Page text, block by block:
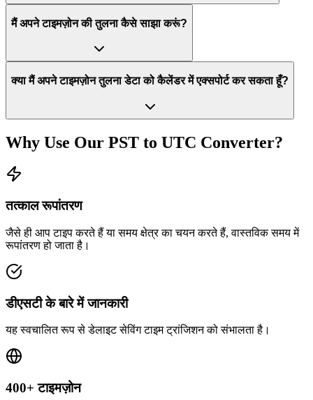
मैं अपने टाइमज़ोन की तुलना कैसे साझा करूं?
क्या मैं अपने टाइमज़ोन तुलना डेटा को कैलेंडर में एक्सपोर्ट कर सकता हूँ?
Why Use Our PST to UTC Converter?
तत्काल रूपांतरण
जैसे ही आप टाइप करते हैं या समय क्षेत्र का चयन करते हैं, वास्तविक समय में
रूपांतरण हो जाता है।
डीएसटी के बारे में जानकारी
यह स्वचालित रूप से डेलाइट सेविंग टाइम ट्रांजिशन को संभालता है।
400+ टाइमज़ोन